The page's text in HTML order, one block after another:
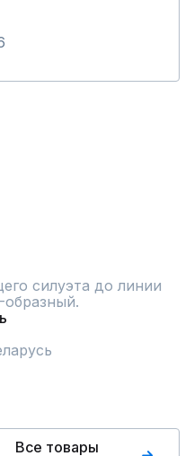
силуэта до линии
Все товары